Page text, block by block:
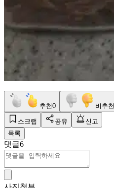
추천0 비추천
스크랩 공유
신고
목록
댓글6